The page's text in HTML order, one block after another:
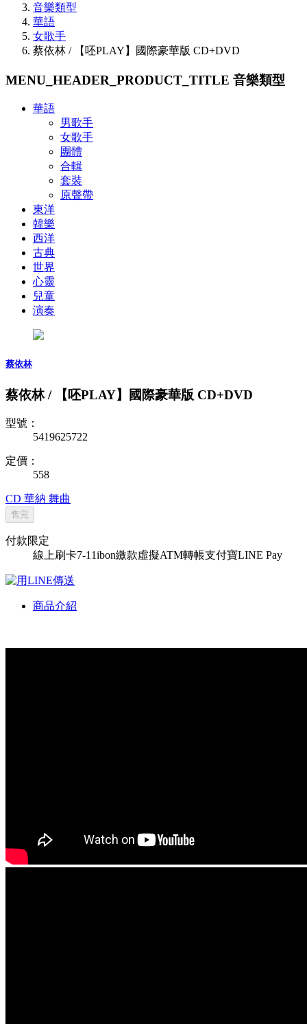
音樂類型
華語
女歌手
蔡依林 / 【呸PLAY】國際豪華版 CD+DVD
MENU_HEADER_PRODUCT_TITLE 音樂類型
華語
男歌手
女歌手
團體
合輯
套裝
原聲帶
東洋
韓樂
西洋
古典
世界
心靈
兒童
演奏
蔡依林
蔡依林 / 【呸PLAY】國際豪華版 CD+DVD
型號：
5419625722
定價：
558
CD 華納 舞曲
售完
付款限定
線上刷卡7-11ibon繳款虛擬ATM轉帳支付寶LINE Pay
商品介紹